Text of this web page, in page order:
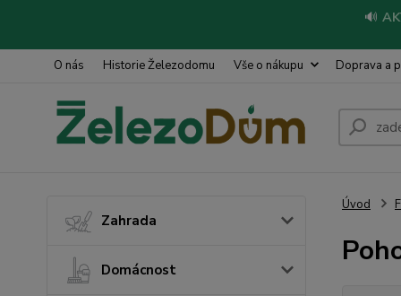
🔊
O nás Historie Železodomu Vše o nákupu Doprava a
Zahrada
Domácnost
Úvod